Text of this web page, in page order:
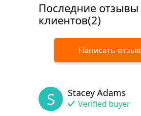
Последние отзывы
клиентов(2)
Написать отзыв
S Stacey Adams
Verified buyer